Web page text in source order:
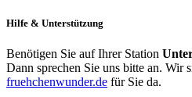
Hilfe & Unterstützung
Benötigen Sie auf Ihrer Station
Dann sprechen Sie uns bitte an. Wir
fruehchenwunder.de für Sie da.